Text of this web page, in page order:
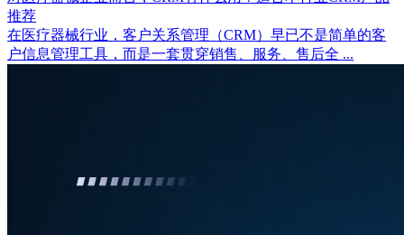
推荐
在医疗器械行业，客户关系管理（CRM）早已不是简单的客
户信息管理工具，而是一套贯穿销售、服务、售后全 ...